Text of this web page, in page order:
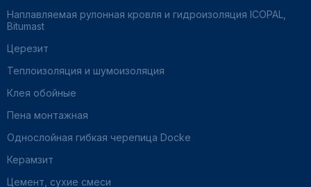
Наплавляемая рулонная кровля и гидроизоляция ICOPAL,
Bitumast
Церезит
Теплоизоляция и шумоизоляция
Клея обойные
Пена монтажная
Однослойная гибкая черепица Docke
Керамзит
Цемент, сухие смеси